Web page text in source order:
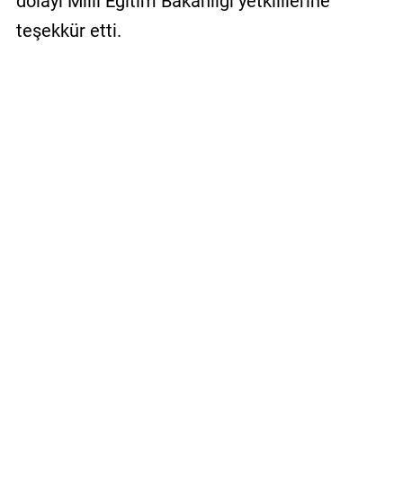
teşekkür etti.